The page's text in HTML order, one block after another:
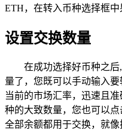
ETH，在转入币种选择框中
设置交换数量
在成功选择好币种之
量了，您既可以手动输入
当前的市场汇率，迅速且
种的大致数量，您也可以
全部余额都用于交换，就